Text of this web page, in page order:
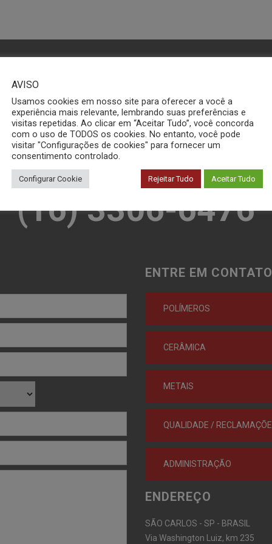
pelo
(16) 3306-6476
ENTRE EM
POLÍMEROS
CERÂMICA
METAIS
QUALIDADE /
ADMINISTRAÇÃO
ENDEREÇO
SÃO CARLOS - SP - BRASIL
Via Washington Luiz, km 235
AVISO
Usamos cookies em nosso site para oferecer a você a
experiência mais relevante, lembrando suas preferências e
visitas repetidas. Ao clicar em “Aceitar Tudo”, você concorda
com o uso de TODOS os cookies. No entanto, você pode
visitar "Configurações de cookies" para fornecer um
consentimento controlado.
Configurar Cookie Rejeitar Tudo Aceitar Tudo